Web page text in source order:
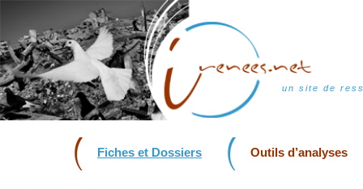
un site de
Fiches et Dossiers Outils d’analyses